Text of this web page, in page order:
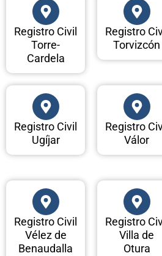
Registro Civil
Torre-
Cardela
Registro
Torvizcón
Registro Civil
Ugíjar
Registro
Válor
Registro Civil
Vélez de
Benaudalla
Registro
Villa de
Otura